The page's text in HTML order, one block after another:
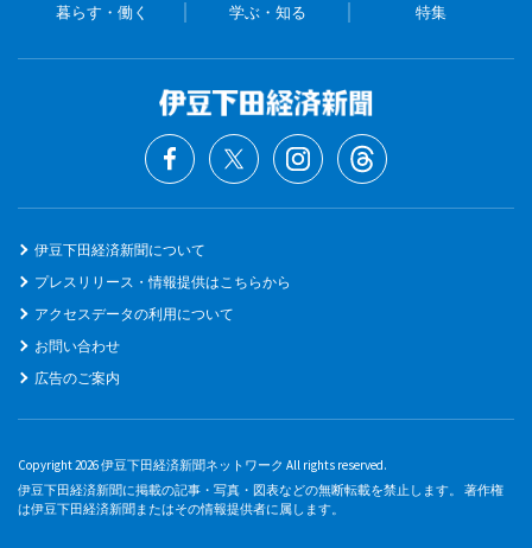
暮らす・働く 学ぶ・知る 特集
伊豆下田経済新聞について
プレスリリース・情報提供はこちらから
アクセスデータの利用について
お問い合わせ
広告のご案内
Copyright 2026 伊豆下田経済新聞ネットワーク All rights reserved.
伊豆下田経済新聞に掲載の記事・写真・図表などの無断転載を禁止します。 著作権
は伊豆下田経済新聞またはその情報提供者に属します。